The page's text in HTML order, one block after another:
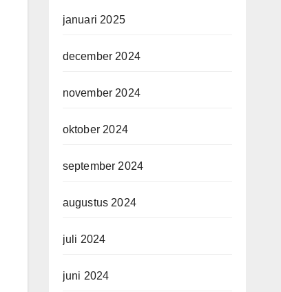
januari 2025
december 2024
november 2024
oktober 2024
september 2024
augustus 2024
juli 2024
juni 2024